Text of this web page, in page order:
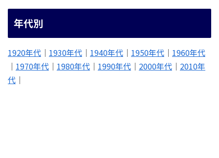
年代別
1920年代 ｜ 1930年代 ｜ 1940年代 ｜ 1950年代 ｜ 1960年代
｜ 1970年代 ｜ 1980年代 ｜ 1990年代 ｜ 2000年代 ｜ 2010年
代 ｜